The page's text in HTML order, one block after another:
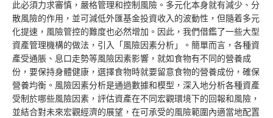
此必須力求審慎，嚴格管理和控制風險。多元化本身就有減少、分
散風險的作用，並可減低外匯基金投資收入的波動性，但隨着多元
化提速，風險管控的難度也必然增加。因此，我們借鑑了一些大型
資產管理機構的做法，引入「風險因素分析」。簡單而言，各種資
產受通脹、息口走勢等風險因素影響，就如食物有不同的營養成
份，要保持身體健康，選擇食物時就要留意食物的營養成份，確保
營養均衡。風險因素分析是通過數據和模型，深入地分析各種資產
受制於哪些風險因素，評估資產在不同宏觀環境下的回報和風險，
並結合對未來宏觀經濟的展望，在可承受的風險範圍內適當地配置